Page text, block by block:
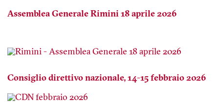
Assemblea Generale Rimini 18 aprile 2026
Consiglio direttivo nazionale, 14-15 febbraio 2026